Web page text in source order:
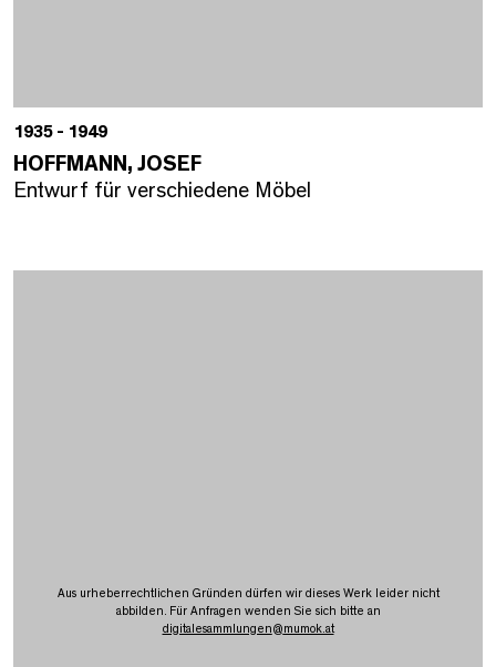
1935 - 1949
HOFFMANN, JOSEF
Entwurf für verschiedene Möbel
Aus urheberrechtlichen Gründen dürfen wir dieses Werk leider nicht
abbilden. Für Anfragen wenden Sie sich bitte an
digitalesammlungen@mumok.at